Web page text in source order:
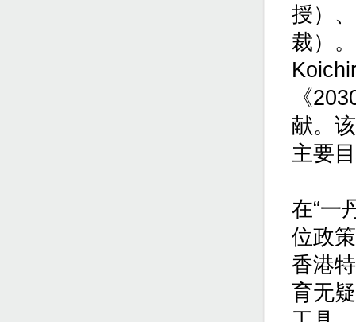
授）
裁）
《
献。
主要
在“一
位政
香港
育无